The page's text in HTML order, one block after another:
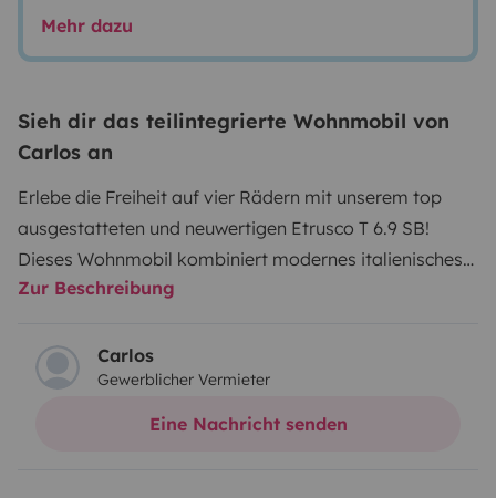
Mehr dazu
Sieh dir das teilintegrierte Wohnmobil von
Carlos an
Erlebe die Freiheit auf vier Rädern mit unserem top
ausgestatteten und neuwertigen Etrusco T 6.9 SB!
Dieses Wohnmobil kombiniert modernes italienisches
Design mit deutscher Ingenieurskunst – ideal für Paare
möchten.
🛏Schlafplätze:Bis zu 5 Schlafplätze (festes Heckbett,
Hubbett, Sitzgruppenumbau) 🪑
Sitzplätze:
Zur Beschreibung
Carlos
Gewerblicher Vermieter
Eine Nachricht senden